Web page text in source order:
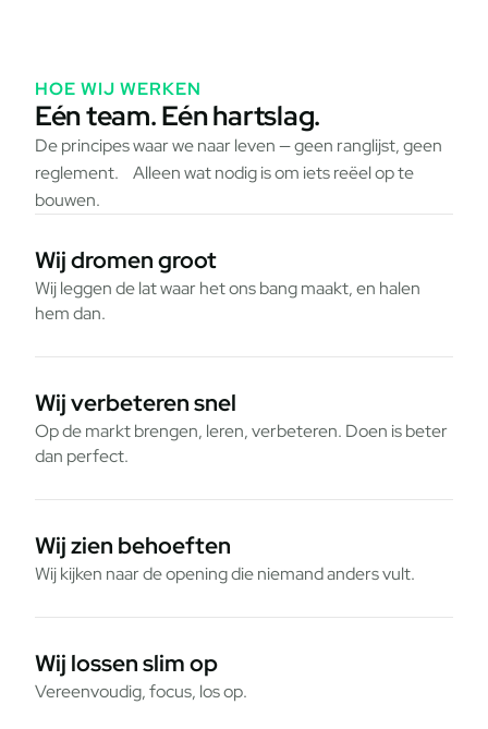
HOE WIJ WERKEN
Eén team. Eén hartslag.
De principes waar we naar leven — geen ranglijst, geen
reglement. Alleen wat nodig is om iets reëel op te
bouwen.
Wij dromen groot
Wij leggen de lat waar het ons bang maakt, en halen
hem dan.
Wij verbeteren snel
Op de markt brengen, leren, verbeteren. Doen is beter
dan perfect.
Wij zien behoeften
Wij kijken naar de opening die niemand anders vult.
Wij lossen slim op
Vereenvoudig, focus, los op.